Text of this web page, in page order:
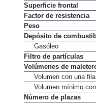
Superficie frontal
Factor de resistencia
Peso
Depósito de
Gasóleo
Filtro de partículas
Volúmenes de
Volumen con una
Volumen mínimo
Número de plazas